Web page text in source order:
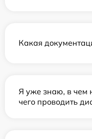
Какая
Я уже знаю, в чем
чего проводить